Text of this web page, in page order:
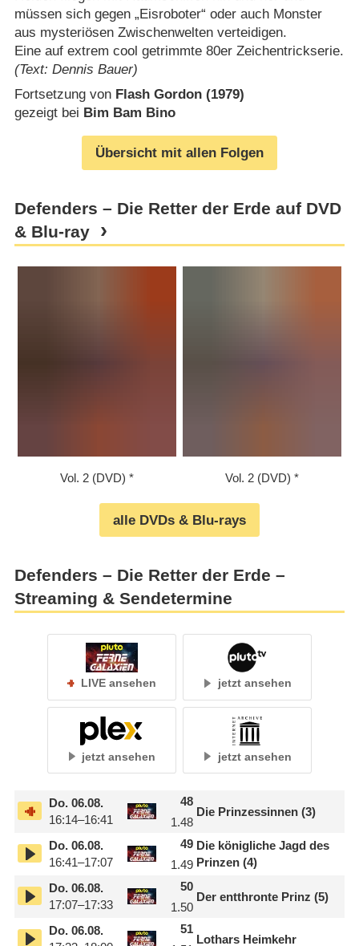
müssen sich gegen „Eisroboter“ oder auch Monster
aus mysteriösen Zwischenwelten verteidigen.
Eine auf extrem cool getrimmte 80er Zeichentrickserie.
(Text: Dennis Bauer)
Fortsetzung von Flash Gordon (1979)
gezeigt bei Bim Bam Bino
Übersicht mit allen Folgen
Defenders – Die Retter der Erde auf DVD
& Blu-ray
Vol. 2 (DVD) Vol. 2 (DVD)
alle DVDs & Blu-rays
Defenders – Die Retter der Erde –
Streaming & Sendetermine
LIVE ansehen jetzt ansehen
jetzt ansehen jetzt ansehen
Do.06.08.
16:14–16:41
48
1.48
Die Prinzessinnen (3)
Do.06.08.
16:41–17:07
49
1.49
Die königliche Jagd des
Prinzen (4)
Do.06.08.
17:07–17:33
50
1.50
Der entthronte Prinz (5)
Do.06.08.
51
Lothars Heimkehr